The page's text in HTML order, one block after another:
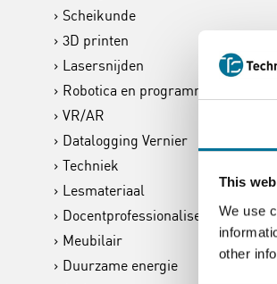
This
We use
other
Scheikunde
3D printen
Lasersnijden
Robotica en programmeren
VR/AR
Datalogging Vernier
Techniek
Lesmateriaal
Docentprofessionalisering
Meubilair
Duurzame energie